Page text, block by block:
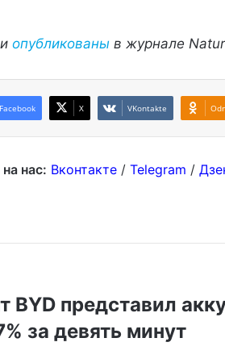
опубликованы в журнале
Facebook X VKontakte
нас: Вконтакте/ Telegram /